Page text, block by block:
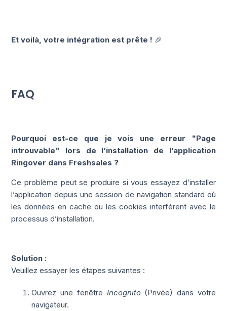
Et voilà, votre intégration est prête ! 🎉
FAQ
Pourquoi est-ce que je vois une erreur "Page
introuvable" lors de l’installation de l’application
Ringover dans Freshsales ?
Ce problème peut se produire si vous essayez d’installer
l’application depuis une session de navigation standard où
les données en cache ou les cookies interfèrent avec le
processus d’installation.
Solution :
Veuillez essayer les étapes suivantes :
Ouvrez une fenêtre Incognito(Privée) dans votre
navigateur.